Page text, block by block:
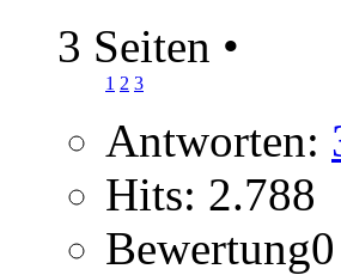
3 Seiten •
1 2 3
Antworten:
Hits: 2.788